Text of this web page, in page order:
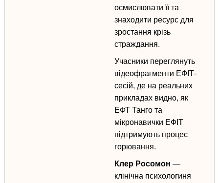
осмислювати її та
знаходити ресурс для
зростання крізь
страждання.
Учасники переглянуть
відеофрагменти ЕФІТ-
сесій, де на реальних
прикладах видно, як
ЕФТ Танго та
мікронавички ЕФІТ
підтримують процес
горювання.
Клер Росомон —
клінічна психологиня